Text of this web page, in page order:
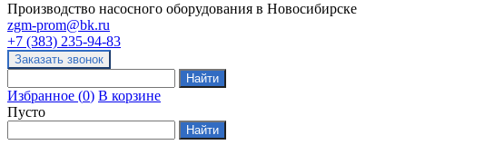
Производство насосного оборудования в Новосибирске
zgm-prom@bk.ru
+7 (383) 235-94-83
Избранное (0) В корзине
Пусто